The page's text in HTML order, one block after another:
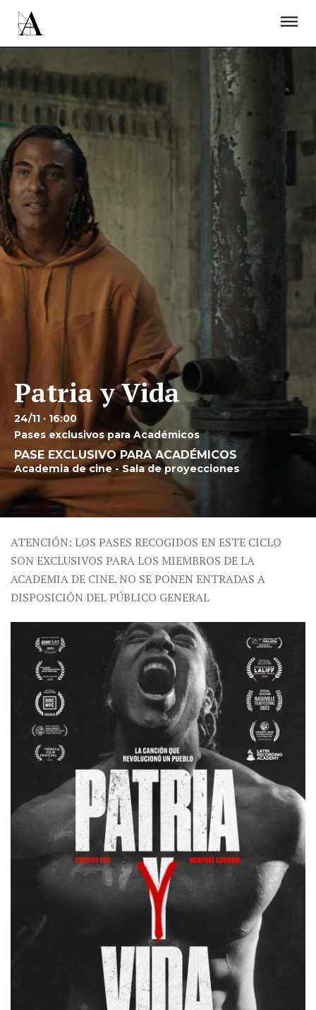
Patria y Vida
24/11 · 16:00
Pases exclusivos para Académicos
PASE EXCLUSIVO PARA ACADÉMICOS
Academia de cine - Sala de proyecciones
ATENCIÓN: LOS PASES RECOGIDOS EN ESTE CICLO
SON EXCLUSIVOS PARA LOS MIEMBROS DE LA
ACADEMIA DE CINE. NO SE PONEN ENTRADAS A
DISPOSICIÓN DEL PÚBLICO GENERAL
PROYECTOS
RESIDENCIAS
ÚNETE A LA ACADEMIA DE CINE
PRENSA
NEWSLETTER